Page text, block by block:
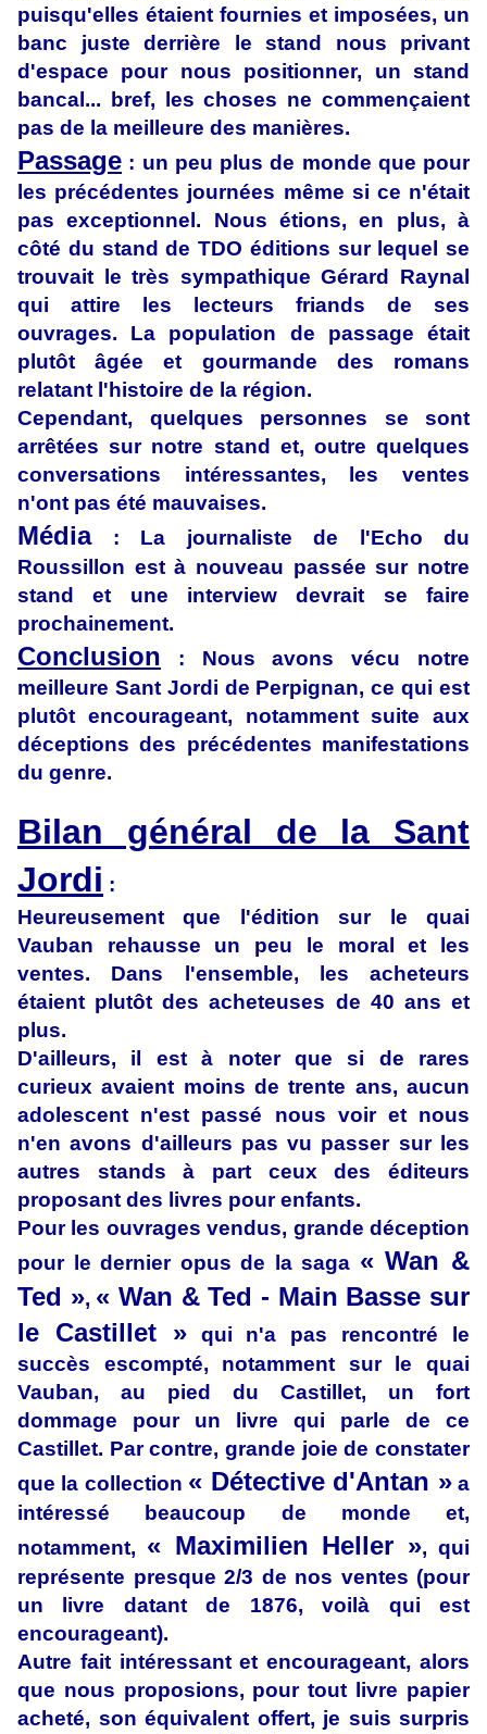
puisqu'elles étaient fournies et imposées, un
banc juste derrière le stand nous privant
d'espace pour nous positionner, un stand
bancal... bref, les choses ne commençaient
pas de la meilleure des manières.
Passage : un peu plus de monde que pour
les précédentes journées même si ce n'était
pas exceptionnel. Nous étions, en plus, à
côté du stand de TDO éditions sur lequel se
trouvait le très sympathique Gérard Raynal
qui attire les lecteurs friands de ses
ouvrages. La population de passage était
plutôt âgée et gourmande des romans
relatant l'histoire de la région.
Cependant, quelques personnes se sont
arrêtées sur notre stand et, outre quelques
conversations intéressantes, les ventes
n'ont pas été mauvaises.
Média: La journaliste de l'Echo du
Roussillon est à nouveau passée sur notre
stand et une interview devrait se faire
prochainement.
Conclusion : Nous avons vécu notre
meilleure Sant Jordi de Perpignan, ce qui est
plutôt encourageant, notamment suite aux
déceptions des précédentes manifestations
du genre.
Bilan général de la Sant
Jordi :
Heureusement que l'édition sur le quai
Vauban rehausse un peu le moral et les
ventes. Dans l'ensemble, les acheteurs
étaient plutôt des acheteuses de 40 ans et
plus.
D'ailleurs, il est à noter que si de rares
curieux avaient moins de trente ans, aucun
adolescent n'est passé nous voir et nous
n'en avons d'ailleurs pas vu passer sur les
autres stands à part ceux des éditeurs
proposant des livres pour enfants.
Pour les ouvrages vendus, grande déception
pour le dernier opus de la saga « Wan &
Ted », « Wan & Ted - Main Basse sur
le Castillet »qui n'a pas rencontré le
succès escompté, notamment sur le quai
Vauban, au pied du Castillet, un fort
dommage pour un livre qui parle de ce
Castillet. Par contre, grande joie de constater
que la collection « Détective d'Antan »a
intéressé beaucoup de monde et,
notamment, « Maximilien Heller », qui
représente presque 2/3 de nos ventes (pour
un livre datant de 1876, voilà qui est
encourageant).
Autre fait intéressant et encourageant, alors
que nous proposions, pour tout livre papier
acheté, son équivalent offert, je suis surpris